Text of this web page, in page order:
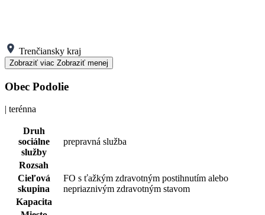
Trenčiansky kraj
Zobraziť viac Zobraziť menej
Obec Podolie
| terénna
Druh
sociálne
služby
prepravná služba
Rozsah
Cieľová
skupina
FO s ťažkým zdravotným postihnutím alebo
nepriaznivým zdravotným stavom
Kapacita